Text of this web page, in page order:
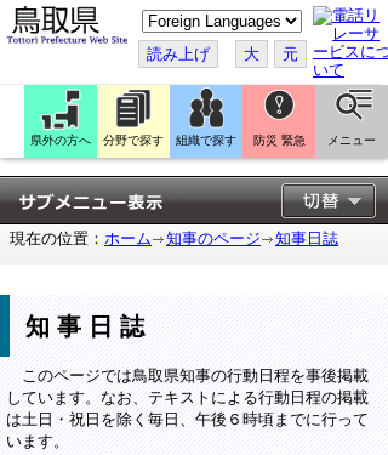
こ
の
ペ
ー
ジ
翻
訳
す
る
読み上げ 大 元
県外の方へ 分野で探す 組織で探す 防災 緊急 メニュー
現在の位置： ホーム 知事のページ 知事日誌
知事日誌
このページでは鳥取県知事の行動日程を事後掲載
しています。なお、テキストによる行動日程の掲載
は土日・祝日を除く毎日、午後６時頃までに行って
います。